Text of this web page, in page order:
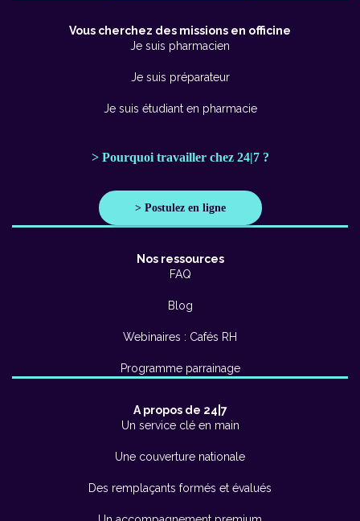
Vous cherchez des missions en officine
Je suis pharmacien
Je suis préparateur
Je suis étudiant en pharmacie
> Pourquoi travailler chez 24|7 ?
> Postulez en ligne
Nos ressources
FAQ
Blog
Webinaires : Cafés RH
Programme parrainage
A propos de 24|7
Un service clé en main
Une couverture nationale
Des remplaçants formés et évalués